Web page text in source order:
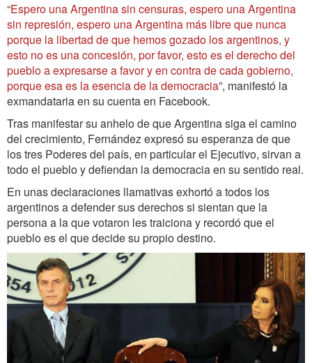
“Espero una Argentina sin censuras, espero una Argentina
sin represión, espero una Argentina más libre que nunca
porque la libertad de que hemos gozado los argentinos, y
esto no es una concesión, por favor, esto es el derecho del
pueblo a expresarse a favor y en contra de cada gobierno,
porque esa es la esencia de la democracia”, manifestó la
exmandataria en su cuenta en Facebook.
Tras manifestar su anhelo de que Argentina siga el camino
del crecimiento, Fernández expresó su esperanza de que
los tres Poderes del país, en particular el Ejecutivo, sirvan a
todo el pueblo y defiendan la democracia en su sentido real.
En unas declaraciones llamativas exhortó a todos los
argentinos a defender sus derechos si sientan que la
persona a la que votaron les traiciona y recordó que el
pueblo es el que decide su propio destino.